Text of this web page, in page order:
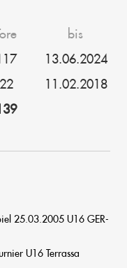
bis
13.06.2024
22
11.02.2018
25.03.2005 U16 GER-
U16 Terrassa